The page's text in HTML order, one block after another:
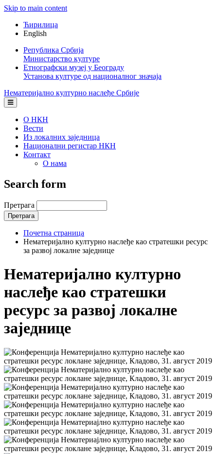
Skip to main content
Ћирилица
English
Република Србија
Министарство културе
Етнографски музеј у Београду
Установа културе од националног значаја
Нематеријално културно наслеђе Србије
О НКН
Вести
Из локалних заједница
Национални регистар НКН
Контакт
О нама
Search form
Претрага
Почетна страница
Нематеријално културно наслеђе као стратешки ресурс
за развој локалне заједнице
Нематеријално културно
наслеђе као стратешки
ресурс за развој локалне
заједнице